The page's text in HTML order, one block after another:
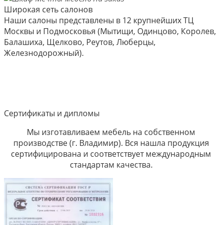
Широкая сеть салонов
Наши салоны представлены в 12 крупнейших ТЦ
Москвы и Подмосковья (Мытищи, Одинцово, Королев,
Балашиха, Щелково, Реутов, Люберцы,
Железнодорожный).
Сертификаты и дипломы
Мы изготавливаем мебель на собственном
производстве (г. Владимир). Вся нашла продукция
сертифицирована и соответствует международным
стандартам качества.